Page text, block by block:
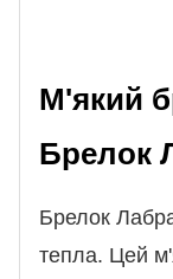
М'який
Брелок
Брелок
тепла. Цей